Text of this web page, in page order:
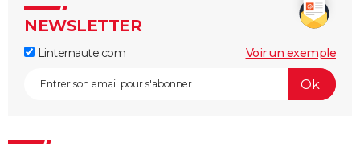
NEWSLETTER
Linternaute.com Voir un exemple